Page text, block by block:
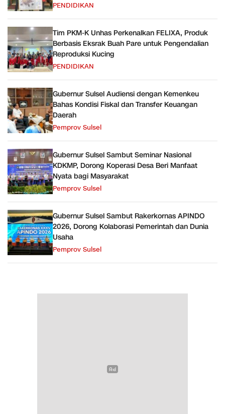
PENDIDIKAN
Tim PKM-K Unhas Perkenalkan FELIXA, Produk
Berbasis Eksrak Buah Pare untuk Pengendalian
Reproduksi Kucing
PENDIDIKAN
Gubernur Sulsel Audiensi dengan Kemenkeu
Bahas Kondisi Fiskal dan Transfer Keuangan
Daerah
Pemprov Sulsel
Gubernur Sulsel Sambut Seminar Nasional
KDKMP, Dorong Koperasi Desa Beri Manfaat
Nyata bagi Masyarakat
Pemprov Sulsel
Gubernur Sulsel Sambut Rakerkornas APINDO
2026, Dorong Kolaborasi Pemerintah dan Dunia
Usaha
Pemprov Sulsel